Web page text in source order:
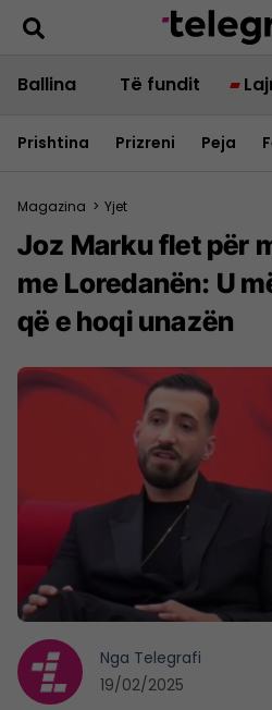
Ballina Të fundit
Prishtina Prizreni Peja
Magazina > Yjet
Joz Marku flet për
me Loredanën: U
që e hoqi unazën
Nga Telegrafi
19/02/2025